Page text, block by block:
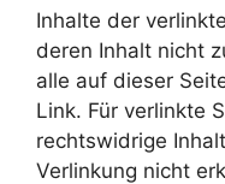
Inhalte der
deren Inhalt nicht
alle auf dieser
Link. Für verlinkte
rechtswidrige
Verlinkung nicht